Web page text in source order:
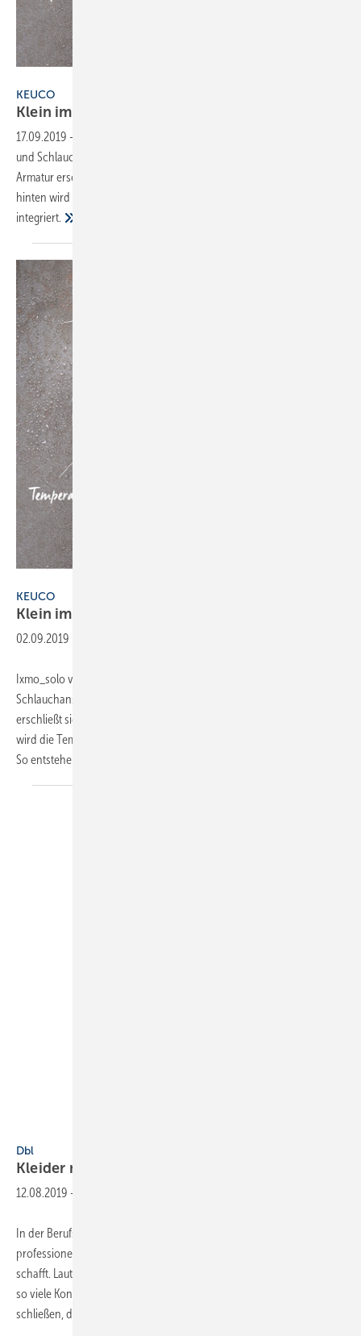
KEUCO
Klein im Auftritt, groß in der
17.09.2019 -
und Schlauch-Anschluss in nur einem Modul. Die Bedienung der
Armatur erschließt sich intuitiv. Vorne wird die Wassermenge geregelt,
hinten wird die Temperatur eingestellt, der Schlauch-Anschluss ist
integriert.
KEUCO
Klein im Auftritt, groß in der
02.09.2019
Ixmo_solo von Keuco vereint Thermostat, Absperrventil und
Schlauchanschluss in nur einem Modul. Die Bedienung der Armatur
erschließt sich intuitiv. Vorne wird die Wassermenge geregelt, hinten
wird die Temperatur eingestellt, der Schlauchanschluss ist integriert.
So entstehen durch nur
Dbl
Kleider machen
12.08.2019 -
In der Berufswelt trägt das Outfit zum Erfolg bei, denn es ist Teil des
professionellen Auftritts, der einen Vertrauensbonus beim Kunden
schafft. Laut Studien machen Probanden im weißen Arztkittel nur halb
so viele Konzentrationsfehler wie jene ohne Kittel. Daraus kann man
schließen, dass...